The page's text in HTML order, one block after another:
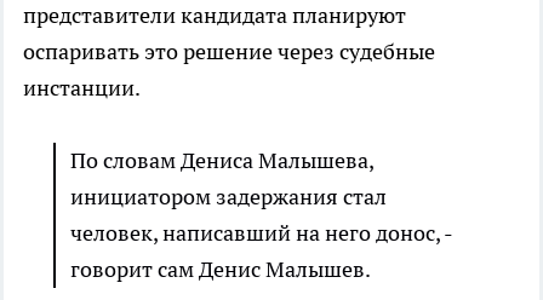
представители кандидата планируют
оспаривать это решение через судебные
инстанции.
По словам Дениса Малышева,
инициатором задержания стал
человек, написавший на него донос, -
говорит сам Денис Малышев.